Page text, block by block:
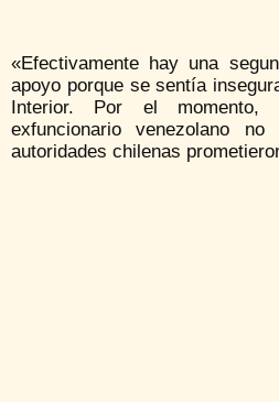
«Efectivamente hay una
apoyo porque se sentía
Interior. Por el
exfuncionario venezolano
autoridades chilenas